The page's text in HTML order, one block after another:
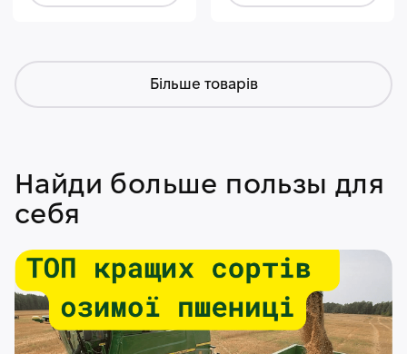
Більше товарів
Найди больше пользы для
себя